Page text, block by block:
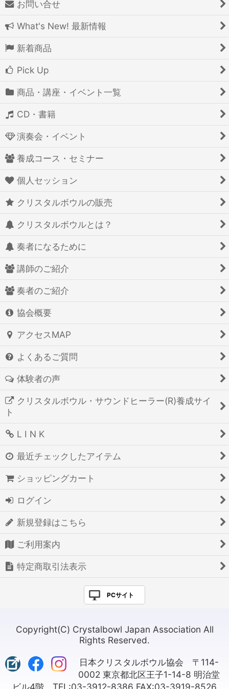
お問い合せ
What's New! 最新情報
新着商品
Pick Up
商品・講座・イベント一覧
CD・書籍
演奏会・イベント
養成コース・セミナー
個人セッション
クリスタルボウルの販売
クリスタルボウルとは？
奏者になるために
講師のご紹介
奏者のご紹介
協会概要
アクセスMAP
よくあるご質問
体験者の声
クリスタルボウル・サウンドヒーラー(R)養成サイ
ト
L I N K
最近チェックしたアイテム
ショッピングカート
ログイン
新規登録はこちら
ご利用案内
特定商取引法表示
PCサイト
Copyright(C) Crystalbowl Japan Association All
Rights Reserved.
日本クリスタルボウル協会 〒114-
0002 東京都北区王子1-14-8 明治堂
ビル4階 TEL:03-3912-8386 FAX:03-3919-8526